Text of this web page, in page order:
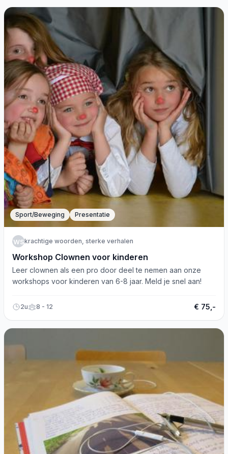
Sport/Beweging Presentatie
kwsvkrachtige woorden, sterke verhalen
Workshop Clownen voor kinderen
Leer clownen als een pro door deel te nemen aan onze
workshops voor kinderen van 6-8 jaar. Meld je snel aan!
2u 8 - 12 € 75,-